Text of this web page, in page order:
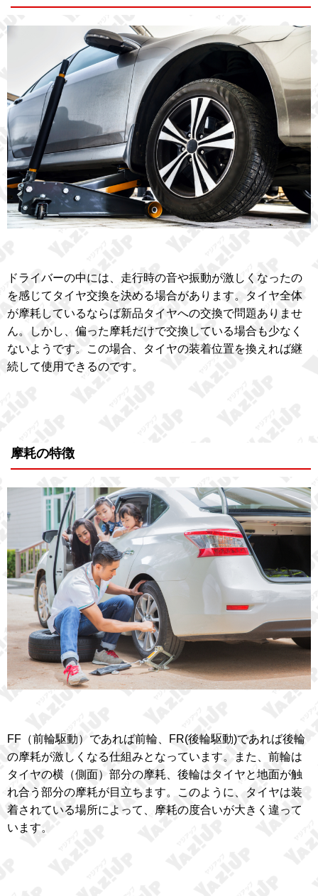
ドライバーの中には、走行時の音や振動が激しくなったの
を感じてタイヤ交換を決める場合があります。タイヤ全体
が摩耗しているならば新品タイヤへの交換で問題ありませ
ん。しかし、偏った摩耗だけで交換している場合も少なく
ないようです。この場合、タイヤの装着位置を換えれば継
続して使用できるのです。
摩耗の特徴
FF（前輪駆動）であれば前輪、FR(後輪駆動)であれば後輪
の摩耗が激しくなる仕組みとなっています。また、前輪は
タイヤの横（側面）部分の摩耗、後輪はタイヤと地面が触
れ合う部分の摩耗が目立ちます。このように、タイヤは装
着されている場所によって、摩耗の度合いが大きく違って
います。